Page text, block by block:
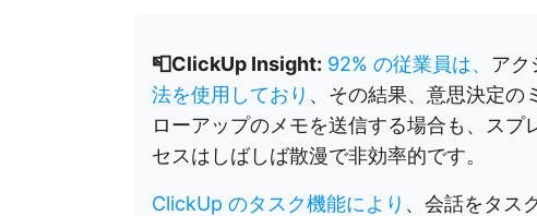
📮ClickUp Insight: 92% の従業員は、 アク
法を使用しており 、その結果、意思決定の
ローアップのメモを送信する場合も、ス
セスはしばしば散漫で非効率的です。
ClickUp のタスク機能により 、会話をタス